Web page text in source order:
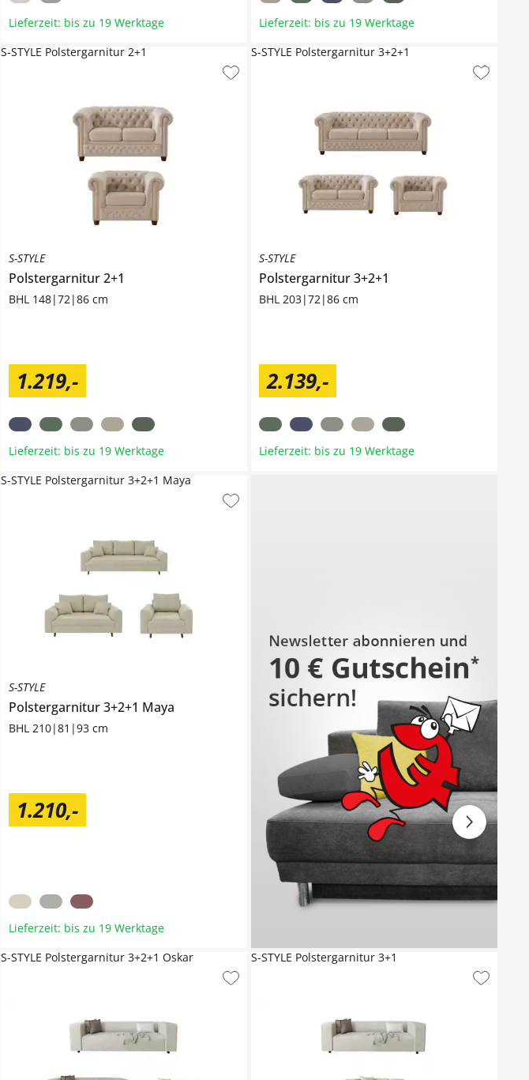
Lieferzeit: bis zu 19 Werktage Lieferzeit: bis zu 19 Werktage
S-STYLE
Polstergarnitur 2+1
BHL 148|72|86 cm
1.219,-
S-STYLE Polstergarnitur 2+1
Lieferzeit: bis zu 19 Werktage
S-STYLE
Polstergarnitur 3+2+1
BHL 203|72|86 cm
2.139,-
S-STYLE Polstergarnitur 3+2+1
Lieferzeit: bis zu 19 Werktage
S-STYLE
Polstergarnitur 3+2+1 Maya
BHL 210|81|93 cm
1.210,-
S-STYLE Polstergarnitur 3+2+1 Maya
Lieferzeit: bis zu 19 Werktage
S-STYLE Polstergarnitur 3+2+1 Oskar S-STYLE Polstergarnitur 3+1